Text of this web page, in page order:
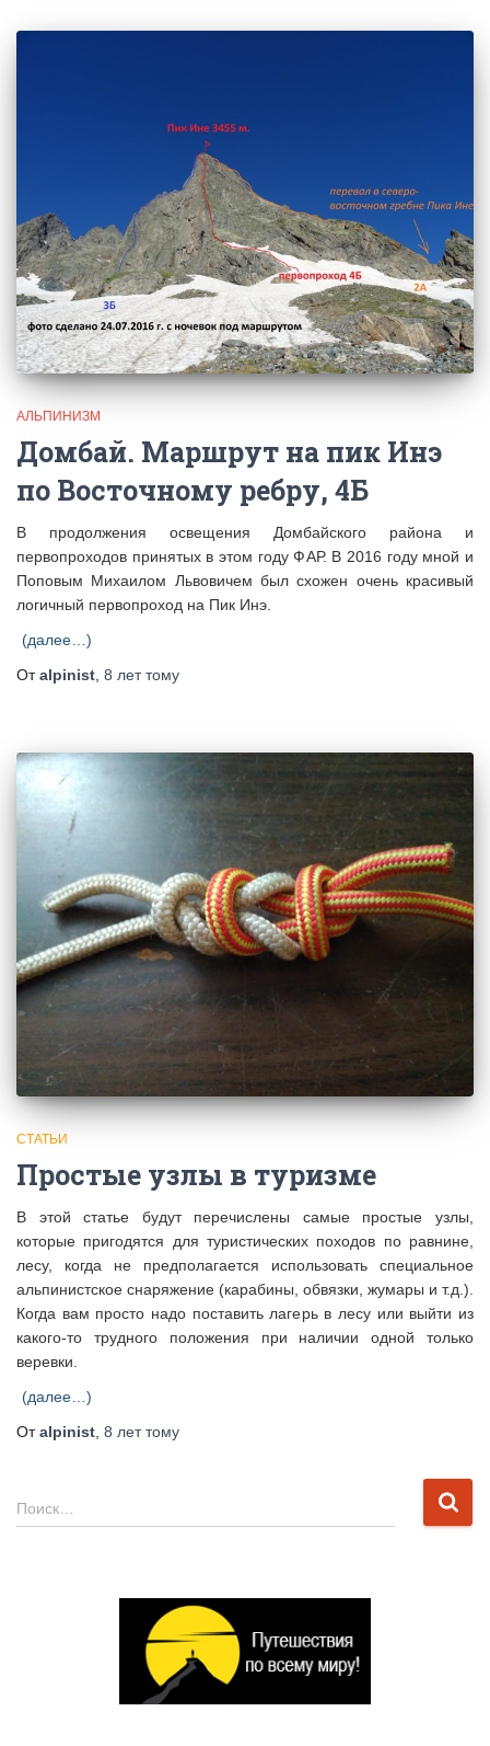
АЛЬПИНИЗМ
Домбай. Маршрут на пик Инэ
по Восточному ребру, 4Б
В продолжения освещения Домбайского района и
первопроходов принятых в этом году ФАР. В 2016 году мной и
Поповым Михаилом Львовичем был схожен очень красивый
логичный первопроход на Пик Инэ.
(далее…)
Отalpinist, 8 леттому
СТАТЬИ
Простые узлы в туризме
В этой статье будут перечислены самые простые узлы,
которые пригодятся для туристических походов по равнине,
лесу, когда не предполагается использовать специальное
альпинистское снаряжение (карабины, обвязки, жумары и т.д.).
Когда вам просто надо поставить лагерь в лесу или выйти из
какого-то трудного положения при наличии одной только
веревки.
(далее…)
Отalpinist 8 леттому
Н
а
Поиск…